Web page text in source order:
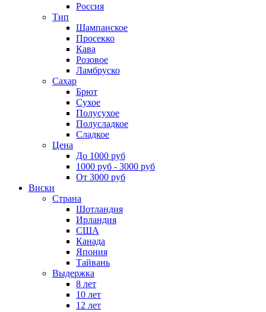
Россия
Тип
Шампанское
Просекко
Кава
Розовое
Ламбруско
Сахар
Брют
Сухое
Полусухое
Полусладкое
Сладкое
Цена
До 1000 руб
1000 руб - 3000 руб
От 3000 руб
Виски
Страна
Шотландия
Ирландия
США
Канада
Япония
Тайвань
Выдержка
8 лет
10 лет
12 лет